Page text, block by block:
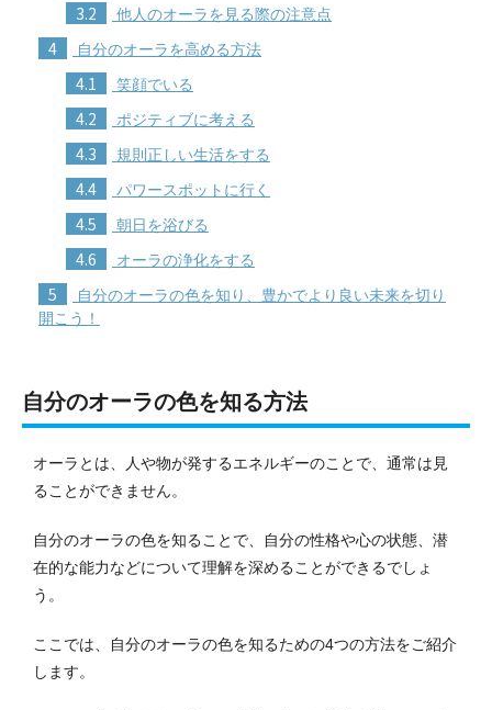
3.2 他人のオーラを見る際の注意点
4 自分のオーラを高める方法
4.1 笑顔でいる
4.2 ポジティブに考える
4.3 規則正しい生活をする
4.4 パワースポットに行く
4.5 朝日を浴びる
4.6 オーラの浄化をする
5
自分のオーラの色を知り、豊かでより良い未来を切り
開こう！
自分のオーラの色を知る方法
オーラとは、人や物が発するエネルギーのことで、通常は見
ることができません。
自分のオーラの色を知ることで、自分の性格や心の状態、潜
在的な能力などについて理解を深めることができるでしょ
う。
ここでは、自分のオーラの色を知るための4つの方法をご紹介
します。